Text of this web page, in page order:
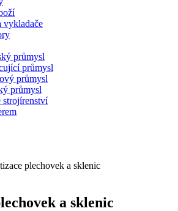
vykladače
průmysl
průmysl
průmysl
průmysl
strojírenství
plechovek a sklenic
a sklenic